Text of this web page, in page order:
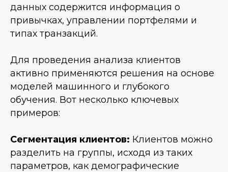
данных содержится информация о
привычках, управлении портфелями и
типах транзакций.
Для проведения анализа клиентов
активно применяются решения на основе
моделей машинного и глубокого
обучения. Вот несколько ключевых
примеров:
Сегментация клиентов: Клиентов можно
разделить на группы, исходя из таких
параметров, как демографические